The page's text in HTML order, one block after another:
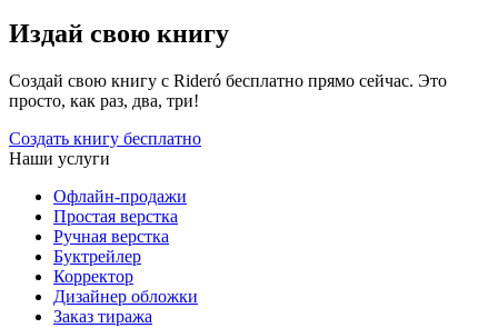
Издай свою книгу
Создай свою книгу с Rideró бесплатно прямо сейчас. Это
просто, как раз, два, три!
Создать книгу бесплатно
Наши услуги
Офлайн-продажи
Простая верстка
Ручная верстка
Буктрейлер
Корректор
Дизайнер обложки
Заказ тиража